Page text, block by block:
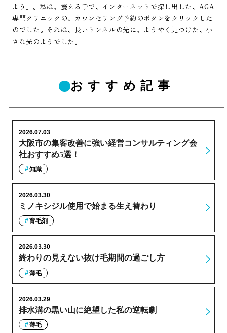
よう」。私は、震える手で、インターネットで探し出した、AGA
専門クリニックの、カウンセリング予約のボタンをクリックした
のでした。それは、長いトンネルの先に、ようやく見つけた、小
さな光のようでした。
おすすめ記事
大阪市の集客改善に強い経営コンサルティング会
社おすすめ5選！
2026.07.03
知識
ミノキシジル使用で始まる生え替わり
2026.03.30
育毛剤
終わりの見えない抜け毛期間の過ごし方
2026.03.30
薄毛
排水溝の黒い山に絶望した私の逆転劇
2026.03.29
薄毛